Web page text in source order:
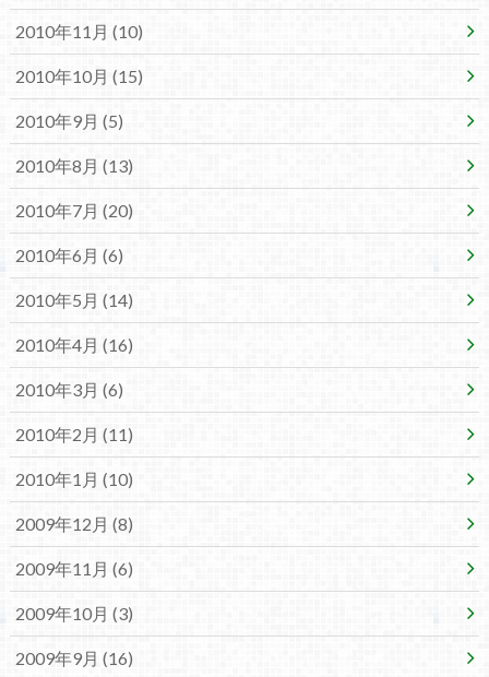
2010年11月 (10)
2010年10月 (15)
2010年9月 (5)
2010年8月 (13)
2010年7月 (20)
2010年6月 (6)
2010年5月 (14)
2010年4月 (16)
2010年3月 (6)
2010年2月 (11)
2010年1月 (10)
2009年12月 (8)
2009年11月 (6)
2009年10月 (3)
2009年9月 (16)